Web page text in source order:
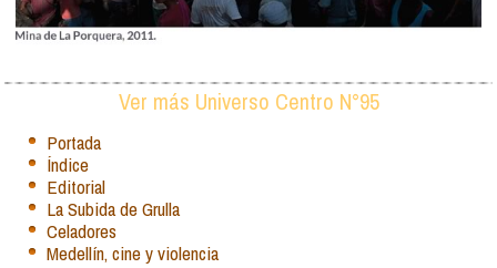
Ver más Universo Centro N°95
Portada
Índice
Editorial
La Subida de Grulla
Celadores
Medellín, cine y violencia